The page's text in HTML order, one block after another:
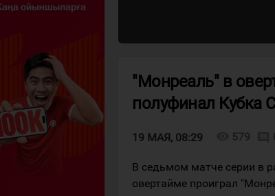
"Монреаль" в
полуфинал Кубка
19 МАЯ, 08:29 579
В седьмом матче серии в
овертайме проиграл